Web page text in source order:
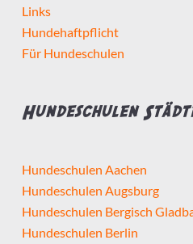
Links
Hundehaftpflicht
Für Hundeschulen
Hundeschulen
Hundeschulen Aachen
Hundeschulen Augsburg
Hundeschulen Bergisch
Hundeschulen Berlin